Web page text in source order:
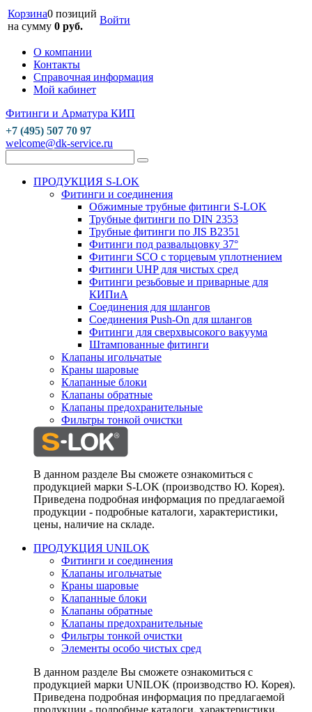
Корзина0 позиций
на сумму 0 руб.
Войти
О компании
Контакты
Справочная информация
Мой кабинет
Фитинги и Арматура КИП
+7 (495) 507 70 97
welcome@dk-service.ru
ПРОДУКЦИЯ S-LOK
Фитинги и соединения
Обжимные трубные фитинги S-LOK
Трубные фитинги по DIN 2353
Трубные фитинги по JIS B2351
Фитинги под развальцовку 37°
Фитинги SCO с торцевым уплотнением
Фитинги UHP для чистых сред
Фитинги резьбовые и приварные для
КИПиА
Соединения для шлангов
Соединения Push-On для шлангов
Фитинги для сверхвысокого вакуума
Штампованные фитинги
Клапаны игольчатые
Краны шаровые
Клапанные блоки
Клапаны обратные
Клапаны предохранительные
Фильтры тонкой очистки
В данном разделе Вы сможете ознакомиться с
продукцией марки S-LOK (производство Ю. Корея).
Приведена подробная информация по предлагаемой
продукции - подробные каталоги, характеристики,
цены, наличие на складе.
ПРОДУКЦИЯ UNILOK
Фитинги и соединения
Клапаны игольчатые
Краны шаровые
Клапанные блоки
Клапаны обратные
Клапаны предохранительные
Фильтры тонкой очистки
Элементы особо чистых сред
В данном разделе Вы сможете ознакомиться с
продукцией марки UNILOK (производство Ю. Корея).
Приведена подробная информация по предлагаемой
продукции - подробные каталоги, характеристики,